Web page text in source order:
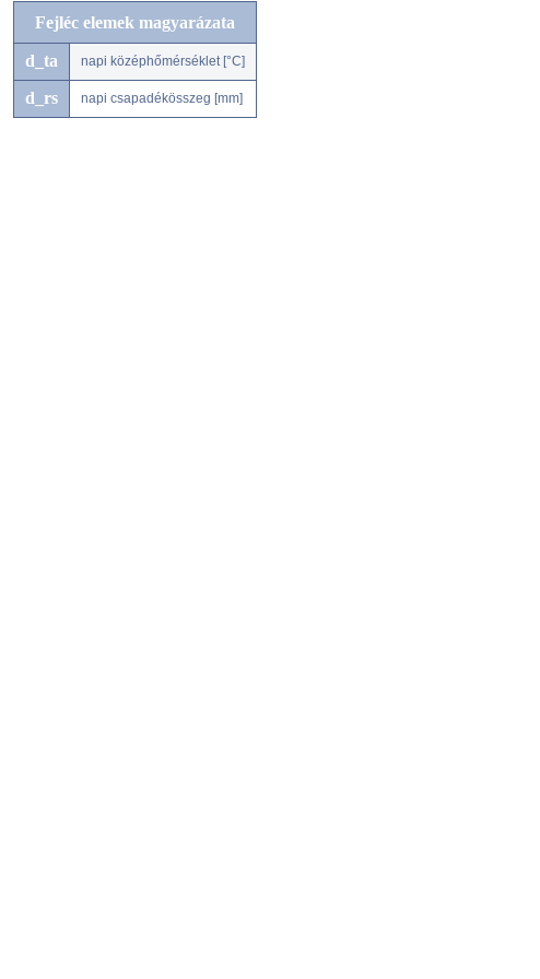
Fejléc elemek magyarázata
d_ta napi középhőmérséklet [°C]
d_rs napi csapadékösszeg [mm]